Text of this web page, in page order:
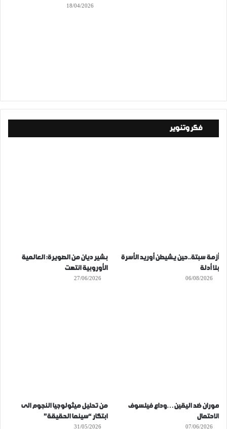
18/04/2026
فكر وتنوير
أزمة سبتة..حين يشيطن أوريد الأسرة
بلا أدلة
06/08/2026
بشير ديان من الصويرة: العالمية
الأوروبية انتهت
27/06/2026
موران ضد اليقين…وداع فيلسوف
الاحتمال
07/06/2026
من تحليل ميثولوجيا النجوم الى
ابتكار “سينما الحقيقة”
31/05/2026